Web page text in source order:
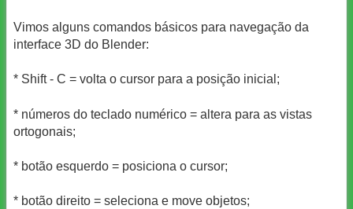
Vimos alguns comandos básicos para navegação da
interface 3D do Blender:
* Shift - C = volta o cursor para a posição inicial;
* números do teclado numérico = altera para as vistas
ortogonais;
* botão esquerdo = posiciona o cursor;
* botão direito = seleciona e move objetos;